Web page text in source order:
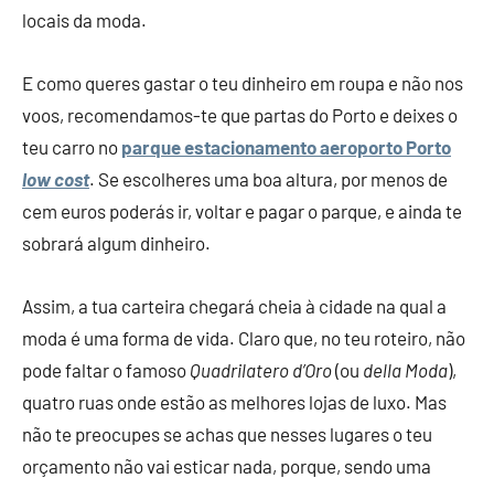
locais da moda.
E como queres gastar o teu dinheiro em roupa e não nos
voos, recomendamos-te que partas do Porto e deixes o
teu carro no parque estacionamento aeroporto Porto
low cost. Se escolheres uma boa altura, por menos de
cem euros poderás ir, voltar e pagar o parque, e ainda te
sobrará algum dinheiro.
Assim, a tua carteira chegará cheia à cidade na qual a
moda é uma forma de vida. Claro que, no teu roteiro, não
pode faltar o famoso Quadrilatero d’Oro(ou della Moda),
quatro ruas onde estão as melhores lojas de luxo. Mas
não te preocupes se achas que nesses lugares o teu
orçamento não vai esticar nada, porque, sendo uma